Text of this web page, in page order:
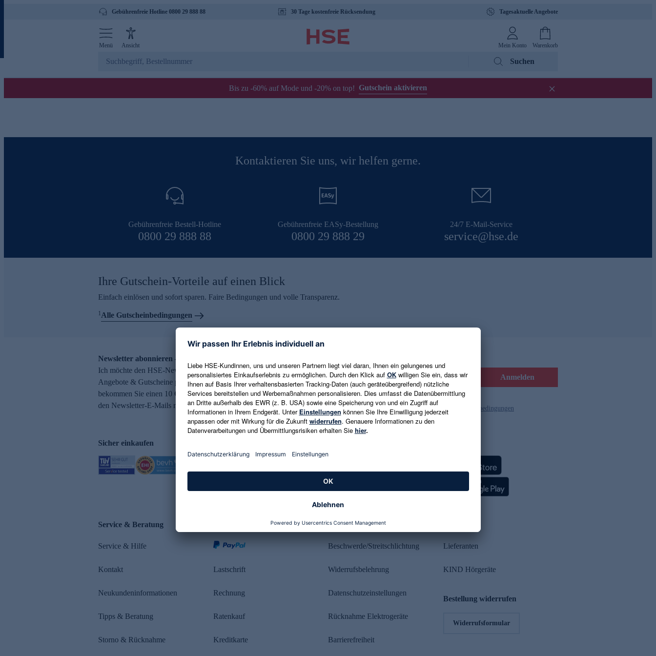
Gebührenfreie Hotline 0800 29 888 88 30 Tage kostenfreie Rücksendung Tagesaktuelle Angebote
Menü Ansicht Mein Konto Warenkorb
Suchen
Bis zu -60% auf Mode und -20% on top! Gutschein aktivieren
Kontaktieren Sie uns, wir helfen gerne.
Gebührenfreie Bestell-Hotline
0800 29 888 88
Gebührenfreie EASy-Bestellung
0800 29 888 29
24/7 E-Mail-Service
service@hse.de
Ihre Gutschein-Vorteile auf einen Blick
Einfach einlösen und sofort sparen. Faire Bedingungen und volle Transparenz.
1Alle Gutscheinbedingungen
Newsletter abonnieren – 10 € Gutschein erhalten
Ich möchte den HSE-Newsletter abonnieren und aktuelle Trends,
Angebote & Gutscheine per E-Mail erhalten. Als Dankeschön
bekommen Sie einen 10 € Gutschein. Eine Abmeldung ist jederzeit in
den Newsletter-E-Mails möglich.
E-Mail-Adresse eingeben Anmelden
Es gelten die Datenschutzrichtlinien und die Gutscheinbedingungen
Sicher einkaufen
Service & Beratung
Service & Hilfe
Kontakt
Neukundeninformationen
Tipps & Beratung
Storno & Rücknahme
Lastschrift
Rechnung
Ratenkauf
Kreditkarte
Rechtliches
Beschwerde/Streitschlichtung
Widerrufsbelehrung
Datenschutzeinstellungen
Rücknahme Elektrogeräte
Barrierefreiheit
Lieferanten
KIND Hörgeräte
Bestellung widerrufen
Widerrufsformular